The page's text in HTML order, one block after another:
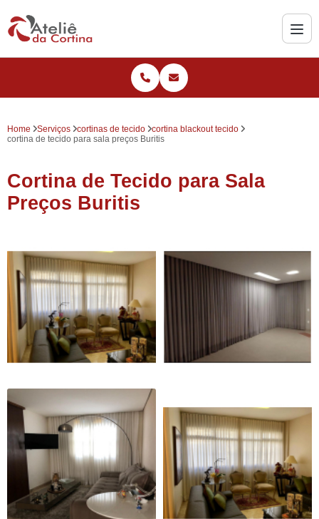
Home Serviços cortinas de tecido
cortina blackout tecido
cortina de tecido para sala preços Buritis
Cortina de Tecido para Sala
Preços Buritis